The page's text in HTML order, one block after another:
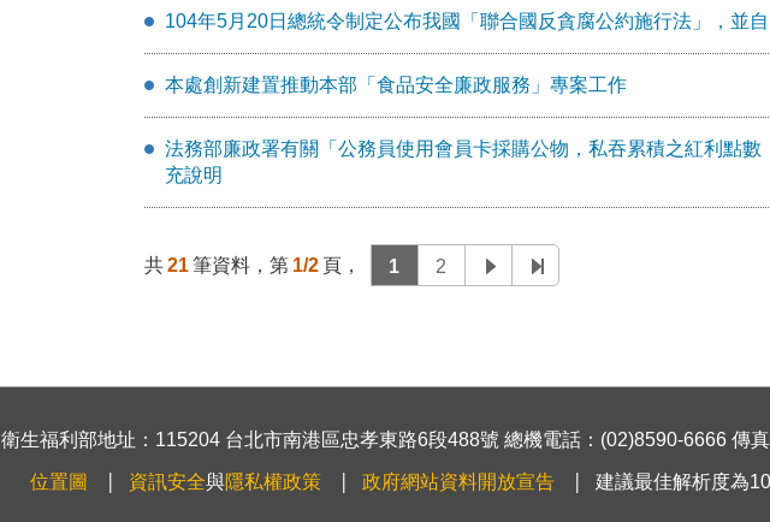
104年5月20日總統令制定公布我國「聯合國反貪腐公約施行法」，並
本處創新建置推動本部「食品安全廉政服務」專案工作
法務部廉政署有關「公務員使用會員卡採購公物，私吞累積之紅利點
充說明
共 21 筆資料，第 1/2 頁， 1 2
衛生福利部地址：115204 台北市南港區忠孝東路6段488號 總機電話：(02)8590-6666 傳
位置圖 資訊安全與隱私權政策 政府網站資料開放宣告 建議最佳解析度為